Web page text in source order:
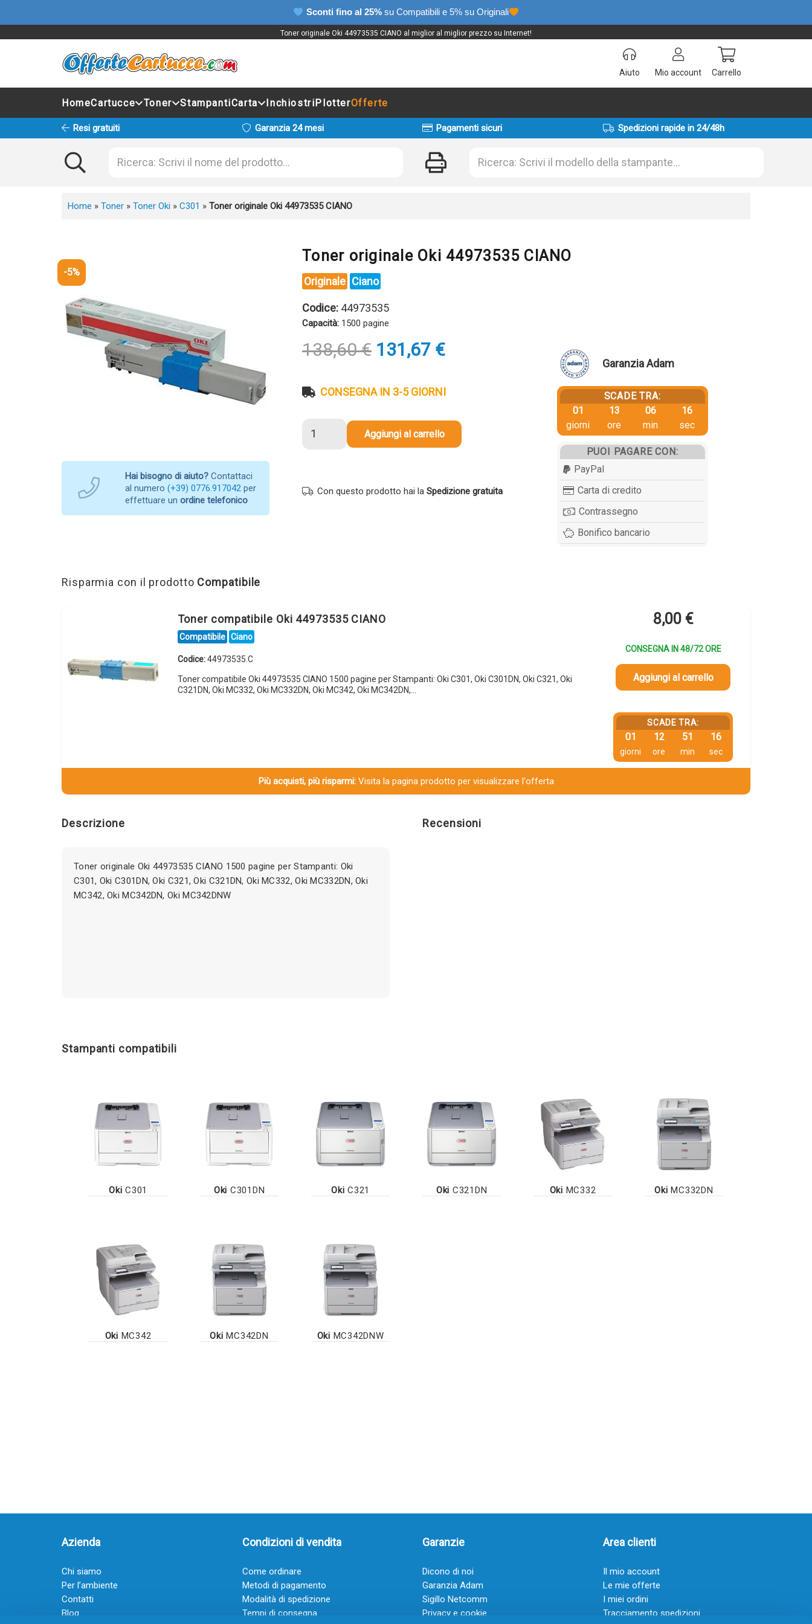
Sconti fino al 25% su Compatibili e 5% su Originali
Toner originale Oki 44973535 CIANO al miglior al miglior prezzo su Internet!
Aiuto Mio account Carrello
HomeCartucce Toner StampantiCarta InchiostriPlotterOfferte
Resi gratuiti Garanzia 24 mesi Pagamenti sicuri Spedizioni rapide in 24/48h
Home » Toner » Toner Oki » C301 » Toner originale Oki 44973535 CIANO
-5%
Hai bisogno di aiuto? Contattaci
al numero (+39) 0776.917042 per
effettuare un ordine telefonico
Toner originale Oki 44973535 CIANO
Originale Ciano
Codice: 44973535
Capacità: 1500 pagine
138,60€ Il
prezzo
era:
131,67 €Il
è:
CONSEGNA IN 3-5 GIORNI
originale
quantità
Aggiungi al carrello
Con questo prodotto hai la Spedizione gratuita
Garanzia Adam
SCADE TRA:
01
giorni
13
ore
06
min
15
sec
PUOI PAGARE CON:
PayPal
Carta di credito
Contrassegno
Bonifico bancario
Risparmia con il prodotto Compatibile
Toner compatibile Oki 44973535 CIANO
Compatibile Ciano
Codice:44973535.C
Toner compatibile Oki 44973535 CIANO 1500 pagine per Stampanti: Oki C301, Oki C301DN, Oki C321, Oki
C321DN, Oki MC332, Oki MC332DN, Oki MC342, Oki MC342DN,…
8,00 €
CONSEGNA IN 48/72 ORE
Aggiungi al carrello
SCADE TRA:
01
giorni
12
ore
51
min
15
sec
Più acquisti, più risparmi:Visita la pagina prodotto per visualizzare l'offerta
Descrizione
Toner originale Oki 44973535 CIANO 1500 pagine per Stampanti: Oki
C301, Oki C301DN, Oki C321, Oki C321DN, Oki MC332, Oki MC332DN, Oki
MC342, Oki MC342DN, Oki MC342DNW
Recensioni
Stampanti compatibili
Oki C301 Oki C301DN Oki C321 Oki C321DN Oki MC332 Oki MC332DN
Oki MC342 Oki MC342DN Oki MC342DNW
Azienda
Chi siamo
Per l’ambiente
Contatti
Blog
Condizioni di vendita
Come ordinare
Metodi di pagamento
Modalità di spedizione
Tempi di consegna
Garanzie
Dicono di noi
Garanzia Adam
Sigillo Netcomm
Privacy e cookie
Area clienti
Il mio account
Le mie offerte
I miei ordini
Tracciamento spedizioni